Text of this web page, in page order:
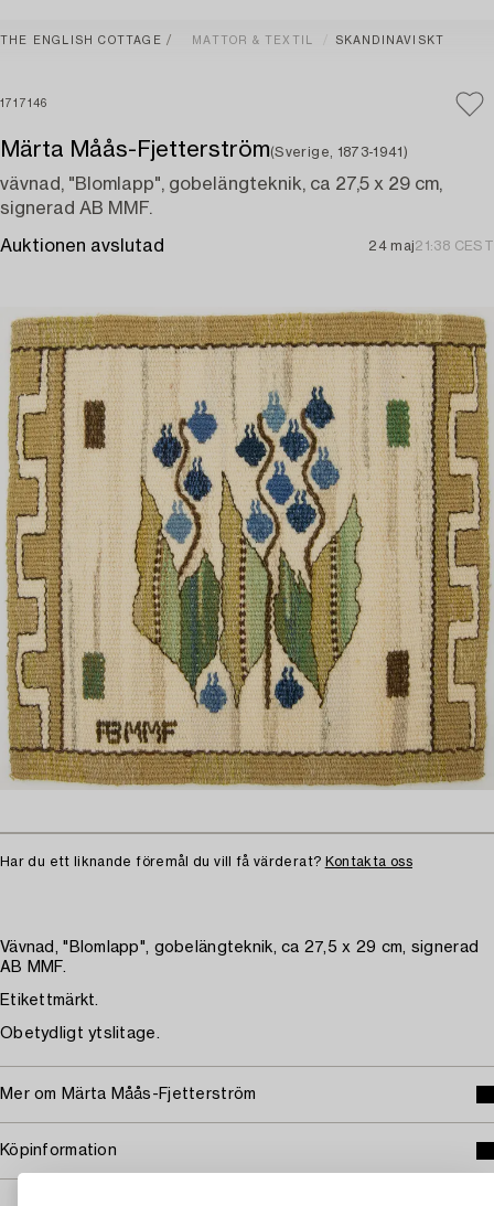
THE ENGLISH COTTAGE MATTOR & TEXTIL SKANDINAVISKT
1717146
Märta Måås-Fjetterström(Sverige, 1873-1941)
vävnad, "Blomlapp", gobelängteknik, ca 27,5 x 29 cm,
signerad AB MMF.
Auktionen avslutad 24 maj21:38 CEST
Har du ett liknande föremål du vill få värderat? Kontakta oss
Vävnad, "Blomlapp", gobelängteknik, ca 27,5 x 29 cm, signerad
AB MMF.
Etikettmärkt.
Obetydligt ytslitage.
Mer om Märta Måås-Fjetterström
Köpinformation